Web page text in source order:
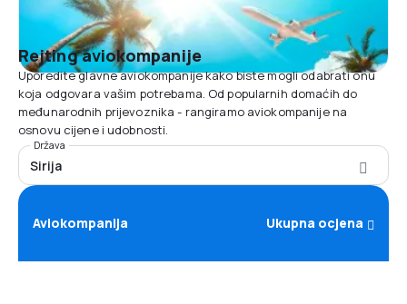
Rejting aviokompanije
Uporedite glavne aviokompanije kako biste mogli odabrati onu
koja odgovara vašim potrebama. Od popularnih domaćih do
međunarodnih prijevoznika - rangiramo aviokompanije na
osnovu cijene i udobnosti.
Država
Sirija
Aviokompanija Ukupna ocjena